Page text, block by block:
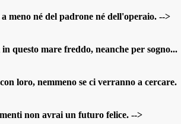
meno né del padrone né dell'operaio. -->
questo mare freddo, neanche per sogno...
loro, nemmeno se ci verranno a cercare.
non avrai un futuro felice. -->